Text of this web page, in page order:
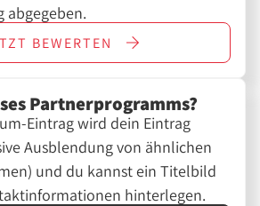
abgegeben.
BEWERTEN
Partnerprogramms?
Eintrag wird dein Eintrag
Ausblendung von ähnlichen
und du kannst ein Titelbild
hinterlegen.